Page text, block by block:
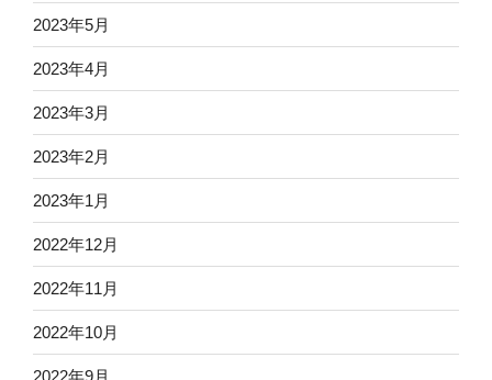
2023年5月
2023年4月
2023年3月
2023年2月
2023年1月
2022年12月
2022年11月
2022年10月
2022年9月